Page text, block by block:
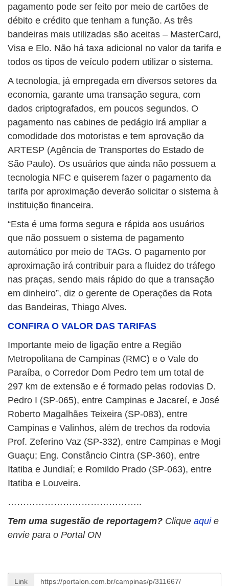
pagamento pode ser feito por meio de cartões de
débito e crédito que tenham a função. As três
bandeiras mais utilizadas são aceitas – MasterCard,
Visa e Elo. Não há taxa adicional no valor da tarifa e
todos os tipos de veículo podem utilizar o sistema.
A tecnologia, já empregada em diversos setores da
economia, garante uma transação segura, com
dados criptografados, em poucos segundos. O
pagamento nas cabines de pedágio irá ampliar a
comodidade dos motoristas e tem aprovação da
ARTESP (Agência de Transportes do Estado de
São Paulo). Os usuários que ainda não possuem a
tecnologia NFC e quiserem fazer o pagamento da
tarifa por aproximação deverão solicitar o sistema à
instituição financeira.
“Esta é uma forma segura e rápida aos usuários
que não possuem o sistema de pagamento
automático por meio de TAGs. O pagamento por
aproximação irá contribuir para a fluidez do tráfego
nas praças, sendo mais rápido do que a transação
em dinheiro”, diz o gerente de Operações da Rota
das Bandeiras, Thiago Alves.
CONFIRA O VALOR DAS TARIFAS
Importante meio de ligação entre a Região
Metropolitana de Campinas (RMC) e o Vale do
Paraíba, o Corredor Dom Pedro tem um total de
297 km de extensão e é formado pelas rodovias D.
Pedro I (SP-065), entre Campinas e Jacareí, e José
Roberto Magalhães Teixeira (SP-083), entre
Campinas e Valinhos, além de trechos da rodovia
Prof. Zeferino Vaz (SP-332), entre Campinas e Mogi
Guaçu; Eng. Constâncio Cintra (SP-360), entre
Itatiba e Jundiaí; e Romildo Prado (SP-063), entre
Itatiba e Louveira.
……………………………………..
Tem uma sugestão de reportagem? Clique aqui e
envie para o Portal ON
Link